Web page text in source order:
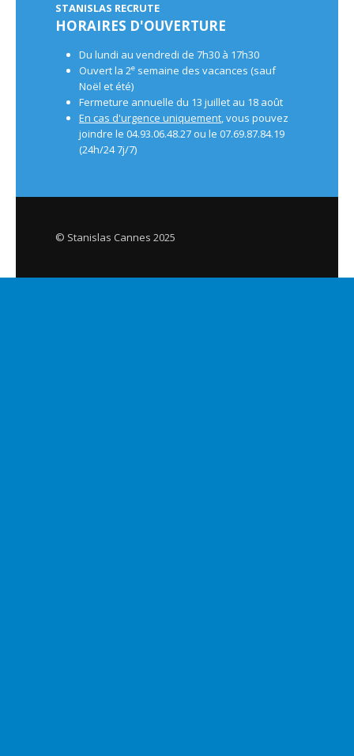
STANISLAS RECRUTE
HORAIRES D'OUVERTURE
Du lundi au vendredi de 7h30 à 17h30
Ouvert la 2e semaine des vacances (sauf
Noël et été)
Fermeture annuelle du 13 juillet au 18 août
En cas d'urgence uniquement, vous pouvez
joindre le 04.93.06.48.27 ou le 07.69.87.84.19
(24h/24 7j/7)
© Stanislas Cannes 2025